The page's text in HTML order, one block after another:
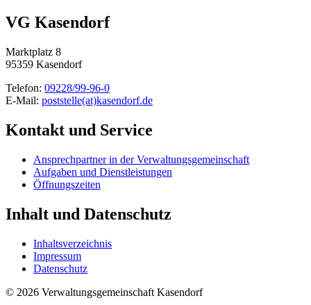
VG Kasendorf
Marktplatz 8
95359 Kasendorf
Telefon: 09228/99-96-0
E-Mail: poststelle(at)kasendorf.de
Kontakt und Service
Ansprechpartner in der Verwaltungsgemeinschaft
Aufgaben und Dienstleistungen
Öffnungszeiten
Inhalt und Datenschutz
Inhaltsverzeichnis
Impressum
Datenschutz
© 2026 Verwaltungsgemeinschaft Kasendorf